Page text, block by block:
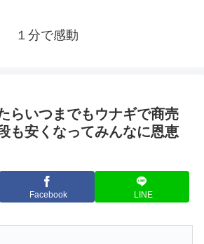
１分で感動
らいつまでもウナギで商売
も安くなってみんなに恩恵
Facebook LINE